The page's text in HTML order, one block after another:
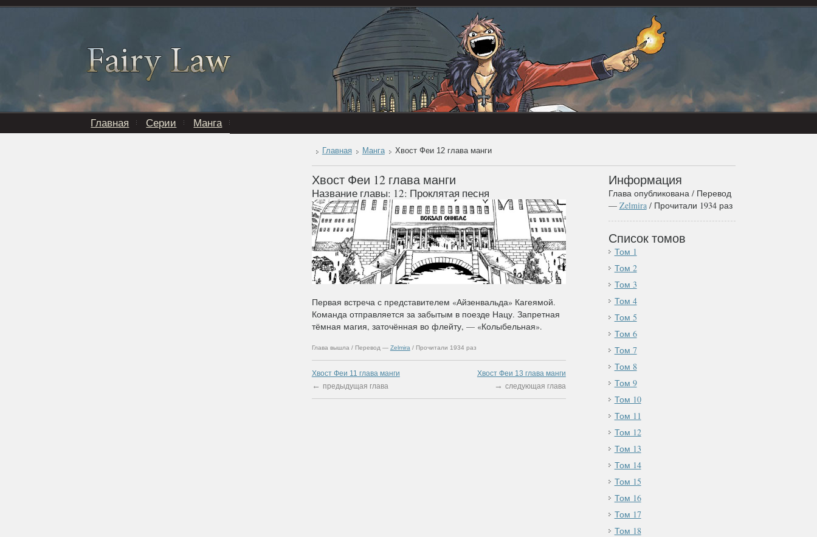
Главная Серии Манга
Главная Манга Хвост Феи 12 глава манги
Хвост Феи 12 глава манги
Название главы: 12: Проклятая песня
Первая встреча с представителем «Айзенвальда» Кагеямой.
Команда отправляется за забытым в поезде Нацу. Запретная
тёмная магия, заточённая во флейту, — «Колыбельная».
Глава вышла / Перевод — Zelmira/ Прочитали 1934 раз
Хвост Феи 11 глава манги
← предыдущая глава
Хвост Феи 13 глава манги
→ следующая глава
Информация
Глава опубликована / Перевод
— Zelmira/ Прочитали 1934 раз
Список томов
Том 1
Том 2
Том 3
Том 4
Том 5
Том 6
Том 7
Том 8
Том 9
Том 10
Том 11
Том 12
Том 13
Том 14
Том 15
Том 16
Том 17
Том 18